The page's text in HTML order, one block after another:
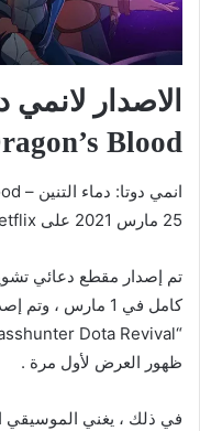
الاصدار لانمي
Blood
25 مارس 2021 على Netflix .
كامل في 1 مارس ،
ظهور العرض لأول مرة .